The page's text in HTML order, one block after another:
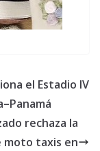
el Estadio IV
rechaza la
moto taxis en